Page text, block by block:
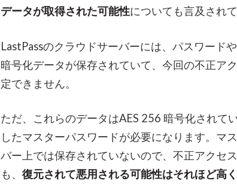
データが取得された可能性についても言及されて
LastPassのクラウドサーバーには、パスワード
暗号化データが保存されていて、今回の不正ア
定できません。
ただ、これらのデータはAES 256 暗号化されて
したマスターパスワードが必要になります。マ
バー上では保存されていないので、不正アクセ
も、復元されて悪用される可能性はそれほど高く